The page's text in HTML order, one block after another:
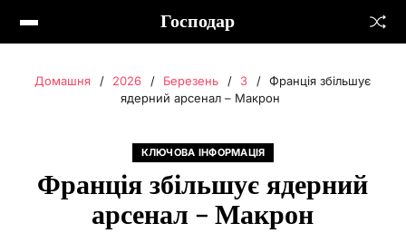
Господар
Домашня 2026 Березень 3
Франція збільшує
ядерний арсенал – Макрон
КЛЮЧОВА ІНФОРМАЦІЯ
Франція збільшує ядерний
арсенал – Макрон